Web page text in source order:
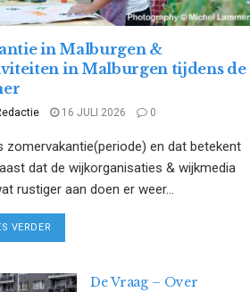
in Malburgen &
in Malburgen tijdens de
16 JULI 2026 0
zomervakantie(periode) en dat betekent
dat de wijkorganisaties & wijkmedia
rustiger aan doen er weer...
VERDER
De Vraag – Over